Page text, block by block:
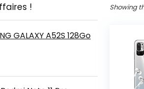
!
GALAXY A52S 128Go
Showing